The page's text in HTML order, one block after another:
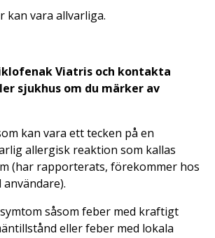
kan vara allvarliga.
Viatris och kontakta
sjukhus om du märker av
kan vara ett tecken på en
allergisk reaktion som kallas
(har rapporterats, förekommer hos
såsom feber med kraftigt
eller feber med lokala